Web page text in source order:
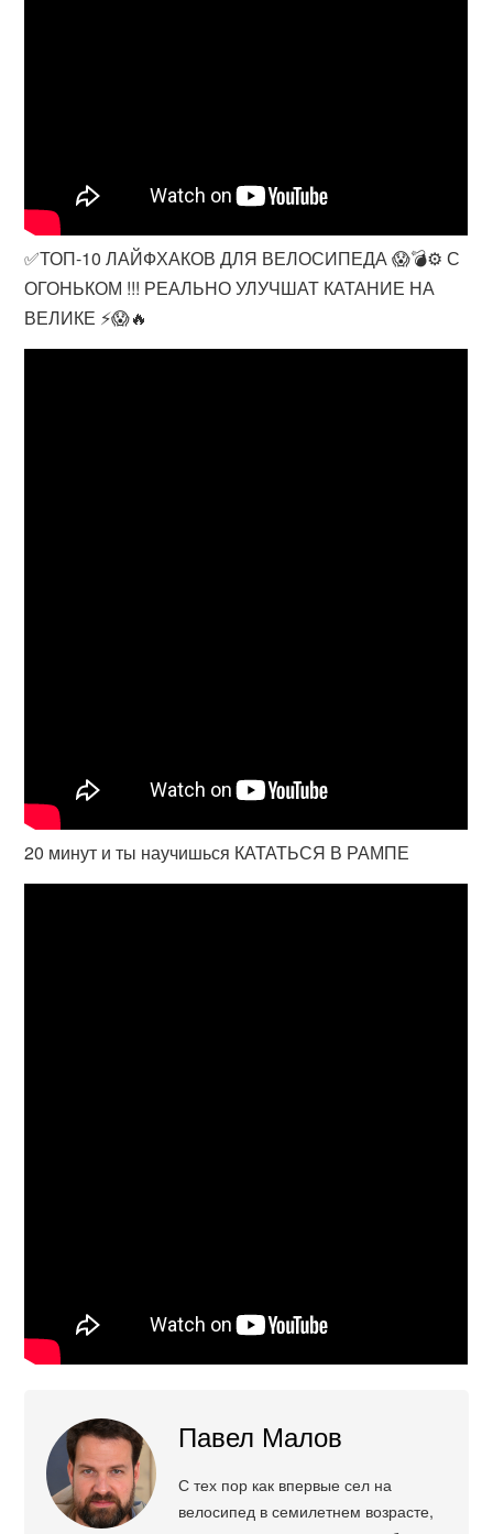
✅ТОП-10 ЛАЙФХАКОВ ДЛЯ ВЕЛОСИПЕДА 😱💣⚙️ С
ОГОНЬКОМ !!! РЕАЛЬНО УЛУЧШАТ КАТАНИЕ НА
ВЕЛИКЕ ⚡️😱🔥
20 минут и ты научишься КАТАТЬСЯ В РАМПЕ
Павел Малов
С тех пор как впервые сел на
велосипед в семилетнем возрасте,